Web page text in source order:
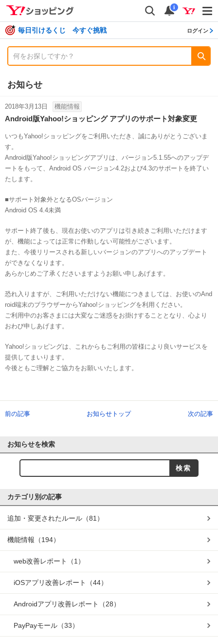
検索
通知
i
毎日引けるくじ 今すぐ挑戦 ログイン
お知らせ
2018年3月13日 機能情報
Android版Yahoo!ショッピング アプリのサポート対象変更
いつもYahoo!ショッピングをご利用いただき、誠にありがとうございま
す。
Android版Yahoo!ショッピングアプリは、バージョン5.1.55へのアップデ
ートをもって、Android OS バージョン4.2および4.3のサポートを終了い
たします。
■サポート対象外となるOSバージョン
Android OS 4.4未満
サポート終了後も、現在お使いのアプリは引き続きご利用いただけます
が、機能によっては正常に作動しない可能性がございます。
また、今後リリースされる新しいバージョンのアプリへのアップデート
ができなくなります。
あらかじめご了承くださいますようお願い申しあげます。
恐れ入りますが、ご利用いただけない機能につきましては、お使いのAnd
roid端末のブラウザーからYahoo!ショッピングを利用ください。
ご利用中のお客さまには大変なご迷惑をお掛けすることとなり、心より
おわび申しあげます。
Yahoo!ショッピングは、これからもご利用の皆様により良いサービスを
提供してまいります。
今後ともご理解とご協力をお願いいたします。
前の記事 お知らせトップ 次の記事
お知らせを検索
カテゴリ別の記事
追加・変更されたルール （81）
機能情報 （194）
web改善レポート （1）
iOSアプリ改善レポート （44）
Androidアプリ改善レポート （28）
PayPayモール （33）